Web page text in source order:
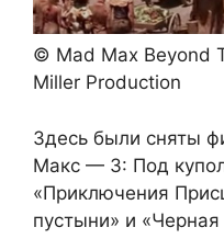
© Mad Max Beyond
Miller Production
Здесь были сняты
Макс — 3: Под
«Приключения
пустыни» и